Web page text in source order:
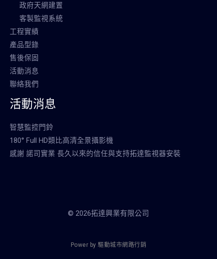
政府天網建置
客製監視系統
工程實績
產品型錄
售後保固
活動消息
聯絡我們
活動消息
智慧監控門鈴
180° Full HD類比高清全景攝影機
感謝 諾司實業 長久以來的信任與支持拓達監視器安裝
© 2026拓達興業有限公司
Power by 驅動城市網 路行銷